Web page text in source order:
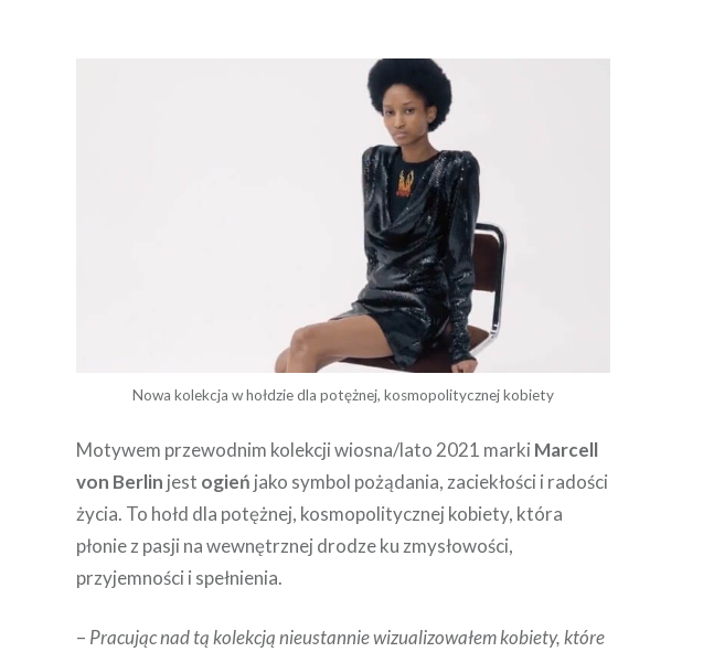
Nowa kolekcja w hołdzie dla potężnej, kosmopolitycznej kobiety
Motywem przewodnim kolekcji wiosna/lato 2021 marki Marcell
von Berlin jest ogień jako symbol pożądania, zaciekłości i radości
życia. To hołd dla potężnej, kosmopolitycznej kobiety, która
płonie z pasji na wewnętrznej drodze ku zmysłowości,
przyjemności i spełnienia.
– Pracując nad tą kolekcją nieustannie wizualizowałem kobiety, które